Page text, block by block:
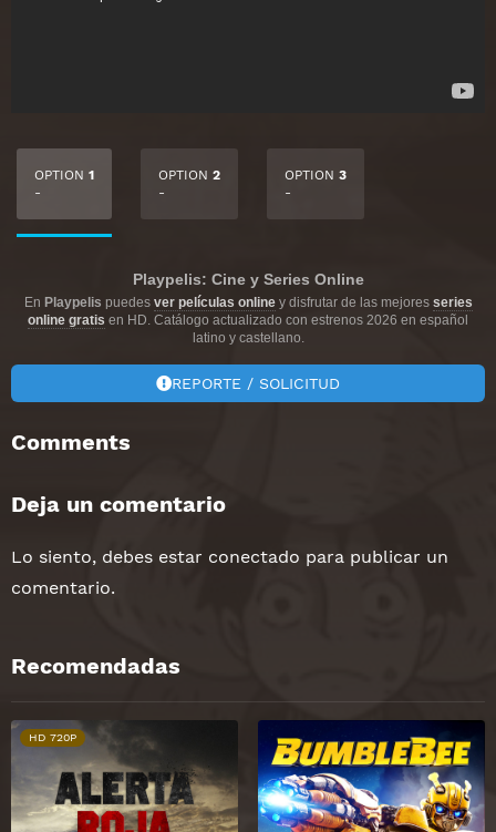
OPTION 1
-
OPTION 2
-
OPTION 3
-
Playpelis: Cine y Series Online
En Playpelis puedes ver películas onliney disfrutar de las mejores series
online gratis en HD. Catálogo actualizado con estrenos 2026 en español
latino y castellano.
REPORTE / SOLICITUD
Comments
Deja un comentario
Lo siento, debes estar conectado para publicar un
comentario.
Recomendadas
HD 720P